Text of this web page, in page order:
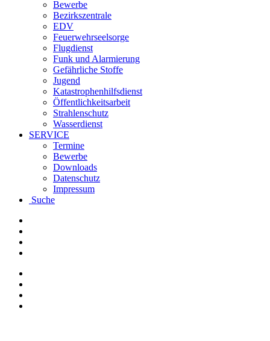
Bewerbe
Bezirkszentrale
EDV
Feuerwehrseelsorge
Flugdienst
Funk und Alarmierung
Gefährliche Stoffe
Jugend
Katastrophenhilfsdienst
Öffentlichkeitsarbeit
Strahlenschutz
Wasserdienst
SERVICE
Termine
Bewerbe
Downloads
Datenschutz
Impressum
Suche